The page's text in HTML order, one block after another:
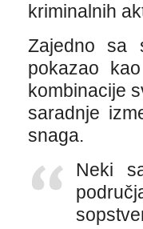
kriminalnih
Zajedno sa
pokazao
kombinacije
saradnje
snaga.
Neki